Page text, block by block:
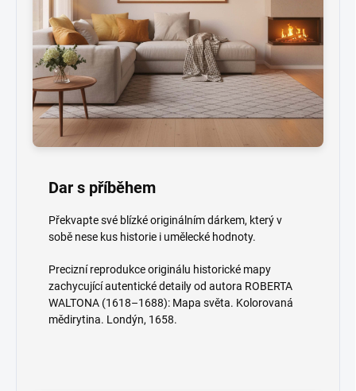
Dar s příběhem
Překvapte své blízké originálním dárkem, který v
sobě nese kus historie i umělecké hodnoty.
Precizní reprodukce originálu historické mapy
zachycující autentické detaily od autora ROBERTA
WALTONA (1618–1688): Mapa světa. Kolorovaná
mědirytina. Londýn, 1658.